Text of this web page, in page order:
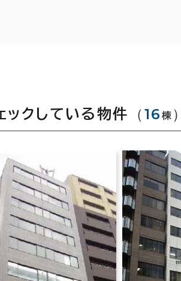
ックしている物件 （16 棟